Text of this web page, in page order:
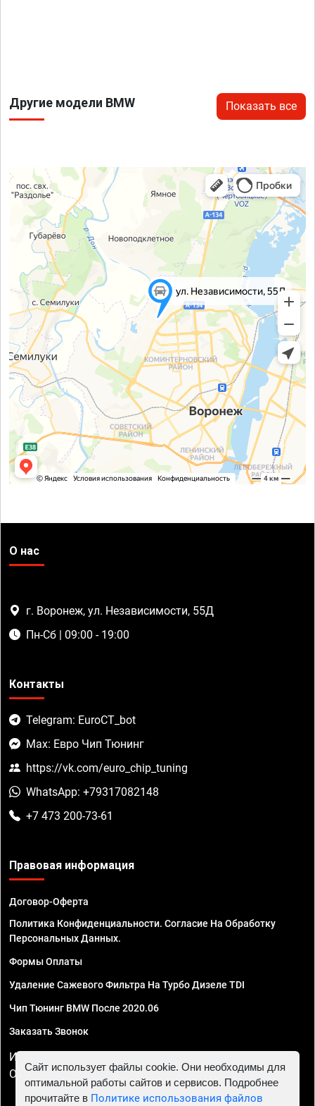
Другие модели BMW Показать все
О нас
г. Воронеж, ул. Независимости, 55Д
Пн-Сб | 09:00 - 19:00
Контакты
Telegram: EuroCT_bot
Max: Евро Чип Тюнинг
https://vk.com/euro_chip_tuning
WhatsApp: +79317082148
+7 473 200-73-61
Правовая информация
Договор-Оферта
Политика Конфиденциальности. Согласие На Обработку
Персональных Данных.
Формы Оплаты
Удаление Сажевого Фильтра На Турбо Дизеле TDI
Чип Тюнинг BMW После 2020.06
Заказать Звонок
ИП Смирнов Георгий Павлович. ИНН 781302555843,
ОГРНИП 324470400032610
Сайт использует файлы cookie. Они необходимы для
оптимальной работы сайтов и сервисов. Подробнее
прочитайте в Политике использования файлов